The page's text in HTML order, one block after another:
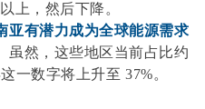
上，然后下降。
亚有潜力成为全球能源需求
虽然，这些地区当前占比约
一数字将上升至 37%。